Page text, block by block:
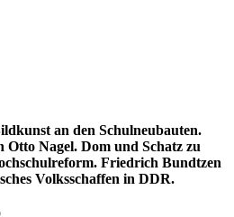
an den Schulneubauten.
Nagel. Dom und Schatz zu
Friedrich Bundtzen
Volksschaffen in DDR.